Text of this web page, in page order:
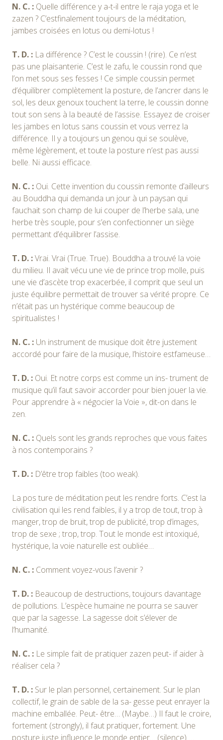
N. C. : Quelle différence y a-t-il entre le raja yoga et le
zazen ? C’estfinalement toujours de la méditation,
jambes croisées en lotus ou demi-lotus !
T. D. : La différence ? C’est le coussin ! (rire). Ce n’est
pas une plaisanterie. C’est le zafu, le coussin rond que
l’on met sous ses fesses ! Ce simple coussin permet
d’équilibrer complètement la posture, de l’ancrer dans le
sol, les deux genoux touchent la terre, le coussin donne
tout son sens à la beauté de l’assise. Essayez de croiser
les jambes en lotus sans coussin et vous verrez la
différence. Il y a toujours un genou qui se soulève,
même légèrement, et toute la posture n’est pas aussi
belle. Ni aussi efficace.
N. C. : Oui. Cette invention du coussin remonte d’ailleurs
au Bouddha qui demanda un jour à un paysan qui
fauchait son champ de lui couper de l’herbe sala, une
herbe très souple, pour s’en confectionner un siège
permettant d’équilibrer l’assise.
T. D. :Vrai. Vrai (True. True). Bouddha a trouvé la voie
du milieu. Il avait vécu une vie de prince trop molle, puis
une vie d’ascète trop exacerbée, il comprit que seul un
juste équilibre permettait de trouver sa vérité propre. Ce
n’était pas un hystérique comme beaucoup de
spiritualistes !
N. C. : Un instrument de musique doit être justement
accordé pour faire de la musique, l’histoire estfameuse…
T. D. : Oui. Et notre corps est comme un ins- trument de
musique qu’il faut savoir accorder pour bien jouer la vie.
Pour apprendre à « négocier la Voie », dit-on dans le
zen.
N. C. : Quels sont les grands reproches que vous faites
à nos contemporains ?
T. D. : D’être trop faibles (too weak).
La pos ture de méditation peut les rendre forts. C’est la
civilisation qui les rend faibles, il y a trop de tout, trop à
manger, trop de bruit, trop de publicité, trop d’images,
trop de sexe ; trop, trop. Tout le monde est intoxiqué,
hystérique, la voie naturelle est oubliée…
N. C. : Comment voyez-vous l’avenir ?
T. D. : Beaucoup de destructions, toujours davantage
de pollutions. L’espèce humaine ne pourra se sauver
que par la sagesse. La sagesse doit s’élever de
l’humanité.
N. C. : Le simple fait de pratiquer zazen peut- if aider à
réaliser cela ?
T. D. : Sur le plan personnel, certainement. Sur le plan
collectif, le grain de sable de la sa- gesse peut enrayer la
machine emballée. Peut- être… (Maybe…) Il faut le croire,
fortement (strongly), il faut pratiquer, fortement. Une
posture juste influence le monde entier… (silence) …